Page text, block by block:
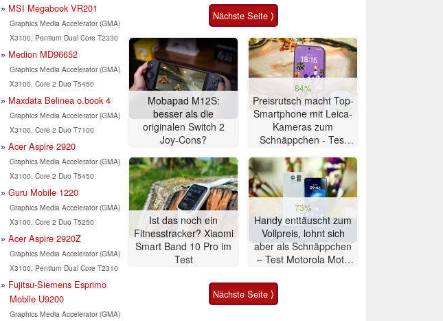
MSI Megabook VR201
Graphics Media Accelerator (GMA)
X3100, Pentium Dual Core T2330
Medion MD96652
Graphics Media Accelerator (GMA)
X3100, Core 2 Duo T5450
Maxdata Belinea o.book 4
Graphics Media Accelerator (GMA)
X3100, Core 2 Duo T7100
Acer Aspire 2920
Graphics Media Accelerator (GMA)
X3100, Core 2 Duo T5450
Guru Mobile 1220
Graphics Media Accelerator (GMA)
X3100, Core 2 Duo T5250
Acer Aspire 2920Z
Graphics Media Accelerator (GMA)
X3100, Pentium Dual Core T2310
Fujitsu-Siemens Esprimo
Mobile U9200
Graphics Media Accelerator (GMA)
Nächste Seite ⟩
Mobapad M12S:
besser als die
originalen Switch 2
Joy-Cons?
84%
Preisrutsch macht Top-
Smartphone mit Leica-
Kameras zum
Schnäppchen - Test
Ist das noch ein
Fitnesstracker? Xiaomi
Smart Band 10 Pro im
Test
73%
Handy enttäuscht zum
Vollpreis, lohnt sich
aber als Schnäppchen
– Test Motorola Moto
Nächste Seite ⟩